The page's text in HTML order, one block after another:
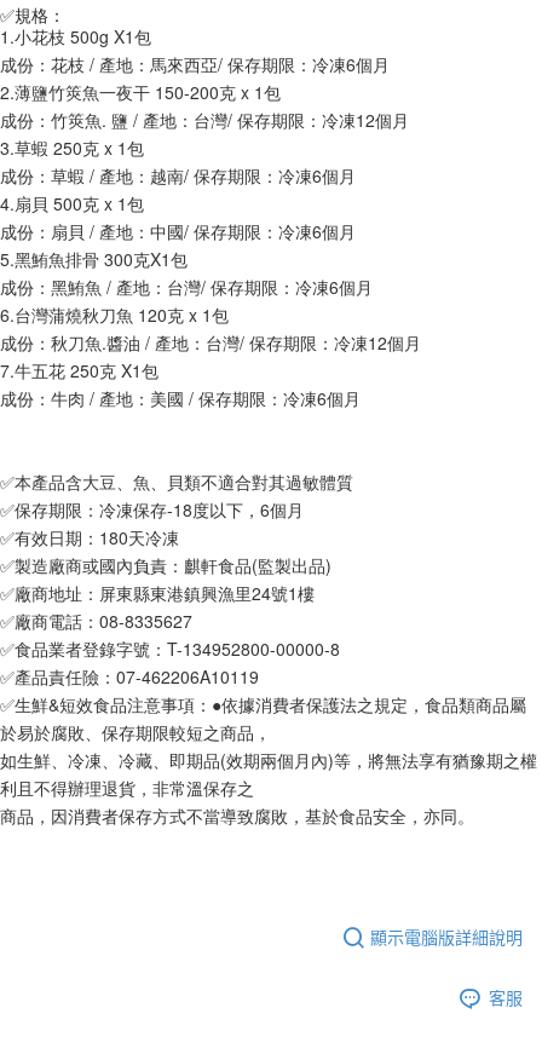
1.分期款項不併入電信帳單，「大哥付你分期」於每月結算日後寄送繳費提
醒簡訊。
2.透過簡訊連結打開帳單後，可選擇「超商條碼／台灣大直營門市／銀行轉
帳／街口支付／iPASS MONEY」等通路繳費。
【注意事項】
1.本服務係由「台灣大哥大股份有限公司」（以下簡稱本公司）所提供，讓
用戶於交易時，得透過本服務購買商品或服務，並由商店將買賣／分期付款
買賣價金債權讓與本公司後，依約使用本公司帳單繳交帳款。
2.基於同意付款使用「大哥付你分期」之契約關係目的，商店將以您的個人
資料（包含姓名、電話或地址）提供予台灣大哥大進項蒐集、處理及利用，
由本公司與您本人進行分期帳單所需資料之確認、核對及更正。
3.完整用戶服務條款，請詳閱以下連結：
【「AFTEE先享後付」結帳流程】
１．於結帳方式選擇「AFTEE先享後付」後，將跳轉至「AFTEE先享後付」
結帳頁面，進行簡訊認證並確認金額後，即可完成結帳。
２．訂單成立數日內，您將收到繳費通知簡訊。
３．收到繳費通知簡訊後14天內，點擊此簡訊中的連結，可透過四大超商／
ATM／網路銀行／等多元方式進行付款，方視為交易完成。
※ 請注意：結帳手續完成當下不需立刻繳費，但若您需要取消訂單，請聯絡
購買商品的店家。未經商家同意取消之訂單仍視為有效，需透過AFTEE先享
後付繳納相關費用。
※ 交易是否成功請以「AFTEE先享後付 」之結帳頁面顯示為準，若有關於
是否繳費成功／繳費後需取消欲退款等相關疑問，請聯繫「AFTEE先享後付
客戶支援中心」https://netprotections.freshdesk.com/support/home
【注意事項】
１．透過由恩沛科技股份有限公司提供之「AFTEE先享後付」服務完成之交
易，需依本服務之必要範圍內提供個人資料，並將交易相關給付款項請求債
權轉讓予恩沛科技股份有限公司。
https://aftee.tw/terms/#terms3
任。
４．使用「AFTEE先享後付」時，將依據個別帳號之用戶狀況，依本公司即
時審查核予不同之上限額度；若仍有額度不足之情形，本公司將視審查結果
請求用戶進行身份認證。
５．嚴禁一人註冊多個帳號或使用他人資訊註冊。若發現惡意使用之情形，
恩沛科技股份有限公司將有權停止該用戶之使用額度並採取法律行動。
每筆NT$150，滿NT$999(含以上)免運費
華得水產-冷凍宅配
每筆NT$150，滿NT$999(含以上)免運費
華得水產-宅配免運
免運費
✅規格：
1.小花枝 500g X1包
成份：花枝 / 產地：馬來西亞/ 保存期限：冷凍6個月
2.薄鹽竹筴魚一夜干 150-200克 x 1包
成份：竹筴魚. 鹽 / 產地：台灣/ 保存期限：冷凍12個月
3.草蝦 250克 x 1包
成份：草蝦 / 產地：越南/ 保存期限：冷凍6個月
4.扇貝 500克 x 1包
成份：扇貝 / 產地：中國/ 保存期限：冷凍6個月
5.黑鮪魚排骨 300克X1包
成份：黑鮪魚 / 產地：台灣/ 保存期限：冷凍6個月
6.台灣蒲燒秋刀魚 120克 x 1包
成份：秋刀魚.醬油 / 產地：台灣/ 保存期限：冷凍12個月
7.牛五花 250克 X1包
成份：牛肉 / 產地：美國 / 保存期限：冷凍6個月
✅本產品含大豆、魚、貝類不適合對其過敏體質
✅保存期限：冷凍保存-18度以下，6個月
✅有效日期：180天冷凍
✅製造廠商或國內負責：麒軒食品(監製出品)
✅廠商地址：屏東縣東港鎮興漁里24號1樓
✅廠商電話：08-8335627
✅食品業者登錄字號：T-134952800-00000-8
✅產品責任險：07-462206A10119
✅生鮮&短效食品注意事項：●依據消費者保護法之規定，食品類商品屬
於易於腐敗、保存期限較短之商品，
如生鮮、冷凍、冷藏、即期品(效期兩個月內)等，將無法享有猶豫期之權
利且不得辦理退貨，非常溫保存之
商品，因消費者保存方式不當導致腐敗，基於食品安全，亦同。
顯示電腦版詳細說明
客服